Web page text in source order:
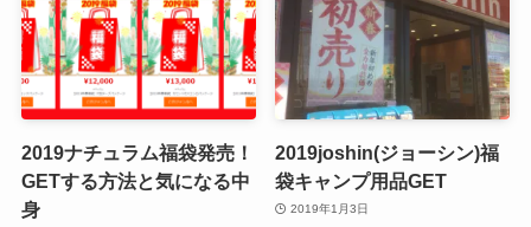
2019ナチュラム福袋発売！
GETする方法と気になる中
身
2019joshin(ジョーシン)福
袋キャンプ用品GET
2019年1月3日